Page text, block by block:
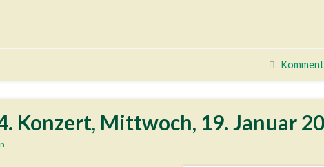
Konzert, Mittwoch, 19. Januar